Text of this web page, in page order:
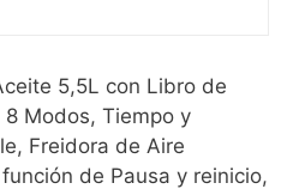
5,5L con Libro de
Modos, Tiempo y
Freidora de Aire
de Pausa y reinicio,